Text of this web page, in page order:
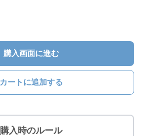
購入画面に進む
カートに追加する
購入時のルール